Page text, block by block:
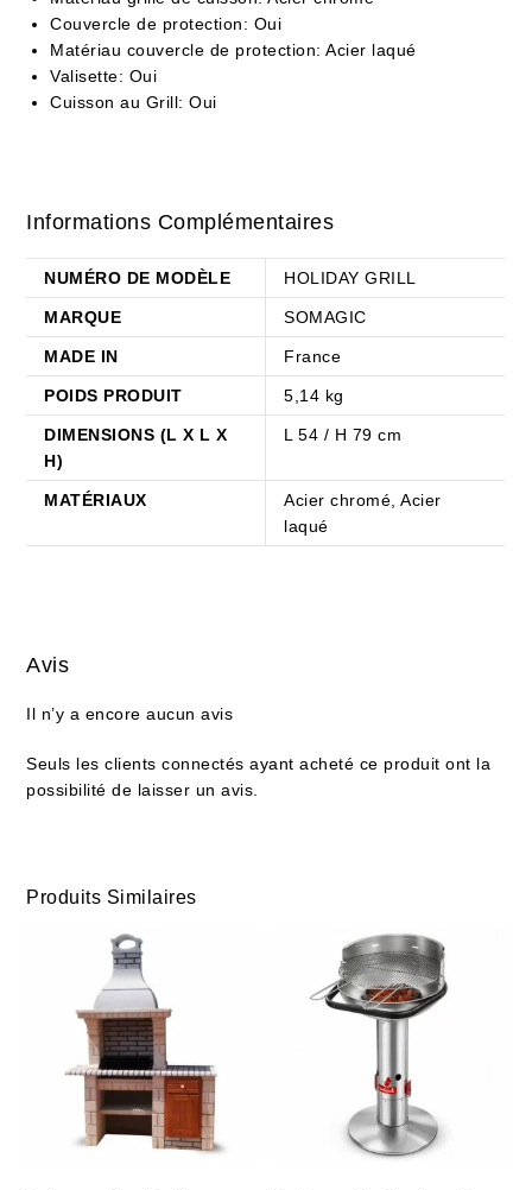
Couvercle de protection: Oui
Matériau couvercle de protection: Acier laqué
Valisette: Oui
Cuisson au Grill: Oui
Informations Complémentaires
NUMÉRO DE MODÈLE HOLIDAY GRILL
MARQUE SOMAGIC
MADE IN France
POIDS PRODUIT 5,14 kg
DIMENSIONS (L X L X
H)
L 54 / H 79 cm
MATÉRIAUX
Acier chromé, Acier
laqué
Avis
Il n’y a encore aucun avis
Seuls les clients connectés ayant acheté ce produit ont la
possibilité de laisser un avis.
Produits Similaires